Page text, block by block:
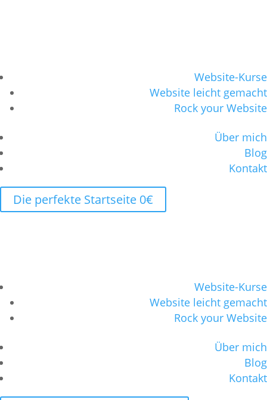
Website-Kurse
Website leicht gemacht
Rock your Website
Über mich
Blog
Kontakt
Die perfekte Startseite 0€
Website-Kurse
Website leicht gemacht
Rock your Website
Über mich
Blog
Kontakt